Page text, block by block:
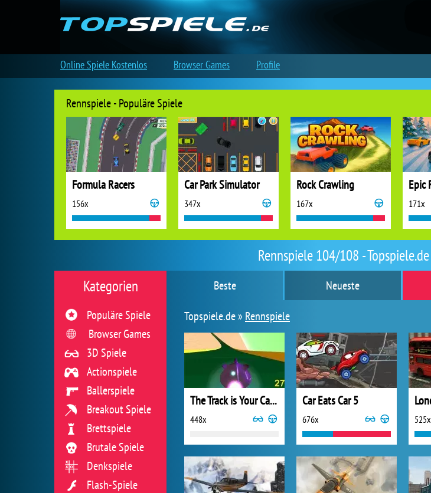
Rennspiele 104/108 - Topspiele.de
Beste Neueste
Topspiele.de » Rennspiele
The Track is Your Canvas
448x
Car Eats Car 5
676x 525x
Kategorien
Populäre Spiele
Browser Games
3D Spiele
Actionspiele
Ballerspiele
Breakout Spiele
Brettspiele
Brutale Spiele
Denkspiele
Flash-Spiele
Rennspiele - Populäre Spiele
Formula Racers
156x
Car Park Simulator
347x
Rock Crawling
167x 171x
Online Spiele Kostenlos Browser Games Profile